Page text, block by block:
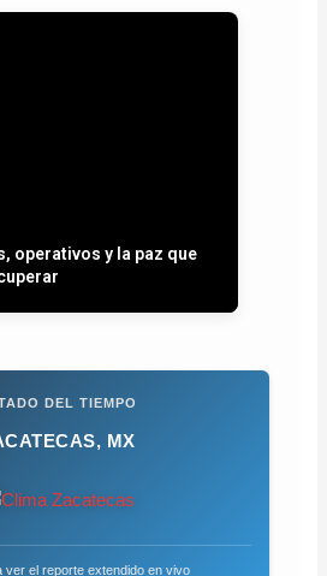
operativos y la paz que
DEL TIEMPO
MX
ver el reporte extendido en vivo